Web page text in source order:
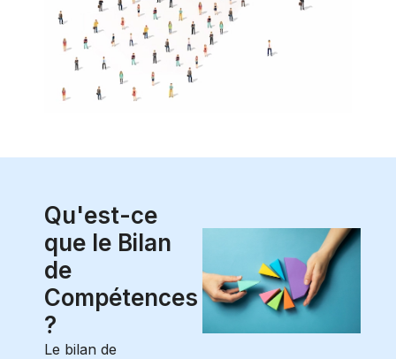
Qu'est-ce
que le Bilan
de
Compétences
?
Le bilan de